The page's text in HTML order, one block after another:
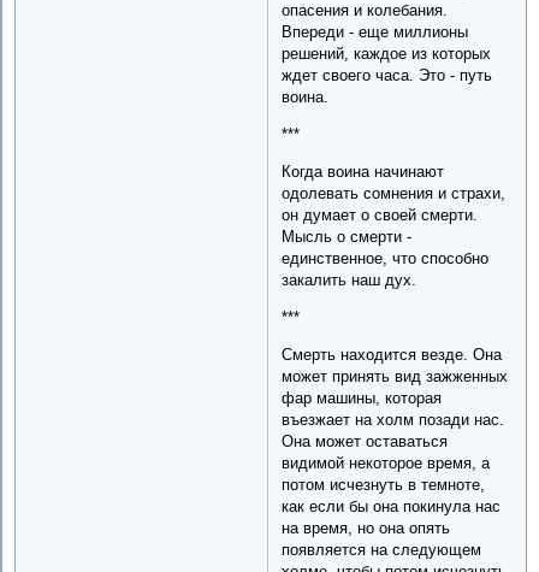
опасения и колебания.
Впереди - еще миллионы
решений, каждое из которых
ждет своего часа. Это - путь
воина.
***
Когда воина начинают
одолевать сомнения и страхи,
он думает о своей смерти.
Мысль о смерти -
единственное, что способно
закалить наш дух.
***
Смерть находится везде. Она
может принять вид зажженных
фар машины, которая
въезжает на холм позади нас.
Она может оставаться
видимой некоторое время, а
потом исчезнуть в темноте,
как если бы она покинула нас
на время, но она опять
появляется на следующем